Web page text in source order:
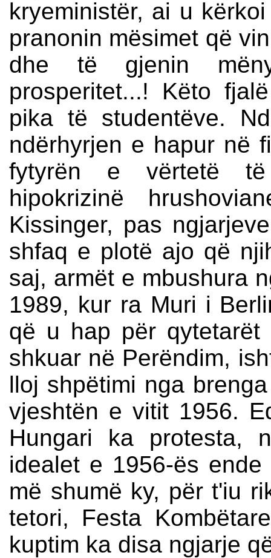
kryeministër, ai u
pranonin mësimet që
dhe të gjenin
prosperitet...! Këto
pika të studentëve.
ndërhyrjen e hapur në
fytyrën e vërtetë të
hipokrizinë
Kissinger, pas
shfaq e plotë ajo që
saj, armët e mbushura
1989, kur ra Muri i
që u hap për qytetarët
shkuar në Perëndim,
lloj shpëtimi nga
vjeshtën e vitit 1956.
Hungari ka protesta,
idealet e 1956-ës
më shumë ky, për t'iu
tetori, Festa
kuptim ka disa ngjarje